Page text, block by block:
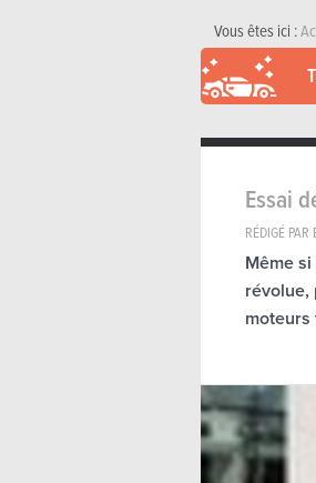
Vous êtes ici :
Essai
RÉDIGÉ PAR
Même
révolue,